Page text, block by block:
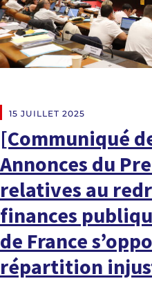
15 JUILLET 2025
[Communiqué
Annonces du
relatives au
finances
de France
répartition